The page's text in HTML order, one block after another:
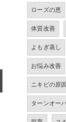
ローズの恵
体質改善
よもぎ蒸し
お悩み改善
ニキビの原因
ターンオー